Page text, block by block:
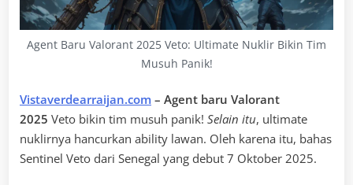
Agent Baru Valorant 2025 Veto: Ultimate Nuklir Bikin Tim
Musuh Panik!
Vistaverdearraijan.com – Agent baru Valorant
2025 Veto bikin tim musuh panik! Selain itu, ultimate
nuklirnya hancurkan ability lawan. Oleh karena itu, bahas
Sentinel Veto dari Senegal yang debut 7 Oktober 2025.